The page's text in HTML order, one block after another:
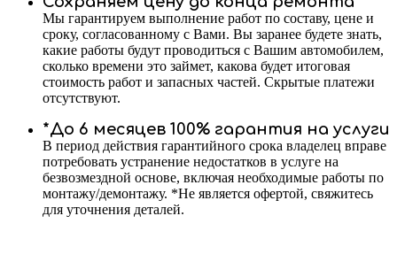
Мы гарантируем выполнение работ по составу, цене и
сроку, согласованному с Вами. Вы заранее будете знать,
какие работы будут проводиться с Вашим автомобилем,
сколько времени это займет, какова будет итоговая
стоимость работ и запасных частей. Скрытые платежи
отсутствуют.
*До 6 месяцев 100% гарантия на услуги
В период действия гарантийного срока владелец вправе
потребовать устранение недостатков в услуге на
безвозмездной основе, включая необходимые работы по
монтажу/демонтажу. *Не является офертой, свяжитесь
для уточнения деталей.